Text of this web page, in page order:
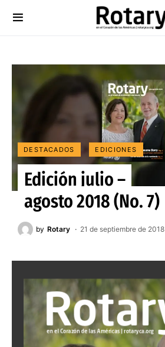
DESTACADOS EDICIONES
Edición julio –
agosto 2018 (No. 7)
by Rotary 21 de septiembre de 2018